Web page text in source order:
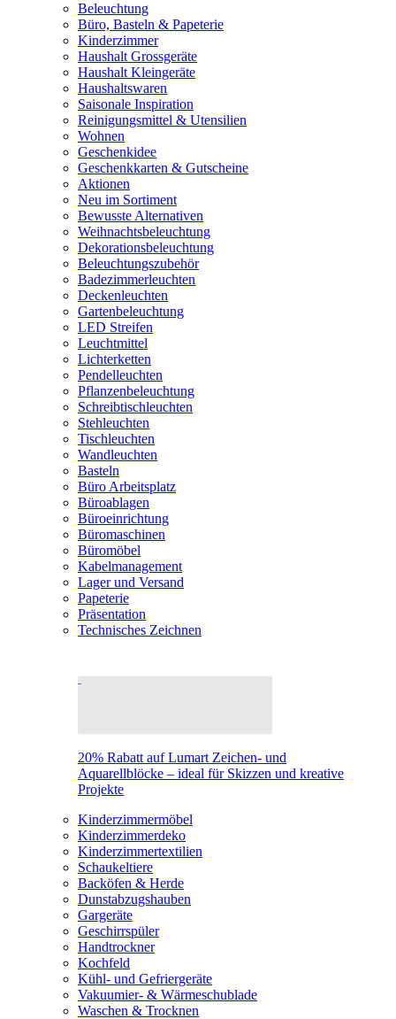
Beleuchtung
Büro, Basteln & Papeterie
Kinderzimmer
Haushalt Grossgeräte
Haushalt Kleingeräte
Haushaltswaren
Saisonale Inspiration
Reinigungsmittel & Utensilien
Wohnen
Geschenkidee
Geschenkkarten & Gutscheine
Aktionen
Neu im Sortiment
Bewusste Alternativen
Weihnachtsbeleuchtung
Dekorationsbeleuchtung
Beleuchtungszubehör
Badezimmerleuchten
Deckenleuchten
Gartenbeleuchtung
LED Streifen
Leuchtmittel
Lichterketten
Pendelleuchten
Pflanzenbeleuchtung
Schreibtischleuchten
Stehleuchten
Tischleuchten
Wandleuchten
Basteln
Büro Arbeitsplatz
Büroablagen
Büroeinrichtung
Büromaschinen
Büromöbel
Kabelmanagement
Lager und Versand
Papeterie
Präsentation
Technisches Zeichnen
20% Rabatt auf Lumart Zeichen- und
Aquarellblöcke – ideal für Skizzen und kreative
Projekte
Kinderzimmermöbel
Kinderzimmerdeko
Kinderzimmertextilien
Schaukeltiere
Backöfen & Herde
Dunstabzugshauben
Gargeräte
Geschirrspüler
Handtrockner
Kochfeld
Kühl- und Gefriergeräte
Vakuumier- & Wärmeschublade
Waschen & Trocknen